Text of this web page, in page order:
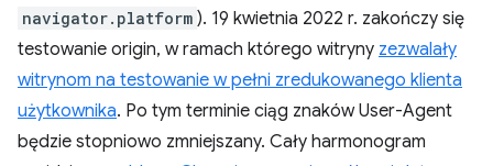
navigator.platform ). 19 kwietnia 2022 r. zakończy się
testowanie origin, w ramach którego witryny zezwalały
witrynom na testowanie w pełni zredukowanego klienta
użytkownika. Po tym terminie ciąg znaków User-Agent
będzie stopniowo zmniejszany. Cały harmonogram